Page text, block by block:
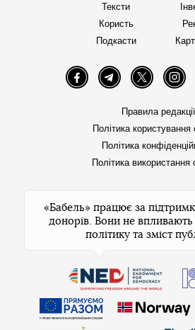
Тексти
Користь
Подкасти
FacebookTelegramTwitter
Правила редакції
Політика користування
Політика
Політика використання
«Бабель» працює за
донорів. Вони не впливають
політику та зміст